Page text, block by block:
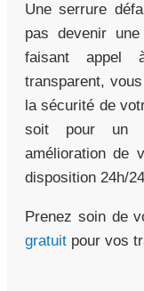
Une serrure
pas devenir
faisant appel
transparent,
la sécurité de
soit pour un
amélioration de
disposition 24h/
Prenez soin de
gratuit pour vos